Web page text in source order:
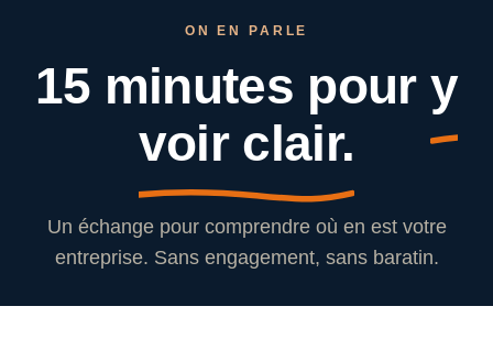
ON EN PARLE
15 minutes pour y
voir clair.
Un échange pour comprendre où en est votre
entreprise. Sans engagement, sans baratin.